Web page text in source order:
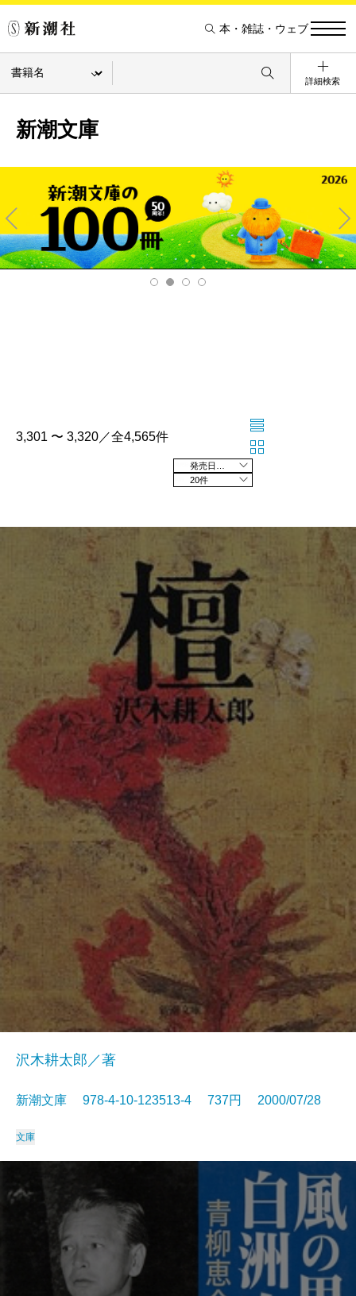
本・雑誌・ウェブ
詳細検索
新潮文庫
Pre
v
Ne
xt
3,301 〜 3,320／全4,565件
20件
沢木耕太郎／著
新潮文庫 978-4-10-123513-4 737円 2000/07/28
文庫